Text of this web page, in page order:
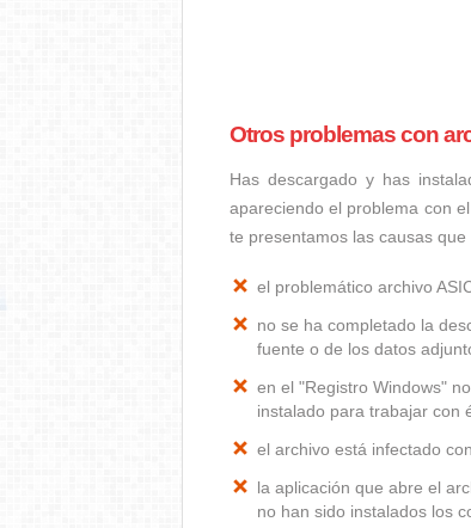
Otros problemas con
Has descargado y has
apareciendo el problema con
te presentamos las causas
el problemático archivo
no se ha completado la
fuente o de los datos
en el "Registro Windows"
instalado para trabajar con
el archivo está infectado
la aplicación que abre el
no han sido instalados los